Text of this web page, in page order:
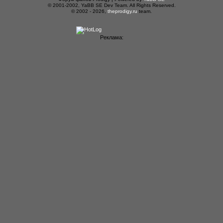
© 2001-2002, YaBB SE Dev Team. All Rights Reserved.
© 2002 - 2026, theprodigy.ru team.
Реклама: